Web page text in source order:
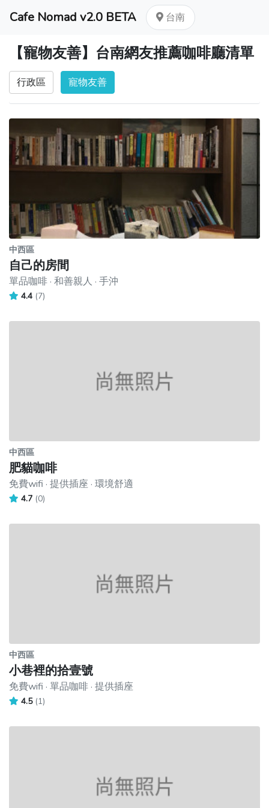
Cafe Nomad v2.0 BETA 台南
【寵物友善】台南網友推薦咖啡廳清單
行政區 寵物友善
中西區
自己的房間
單品咖啡 · 和善親人 · 手沖
4.4 (7)
中西區
肥貓咖啡
免費wifi · 提供插座 · 環境舒適
4.7 (0)
中西區
小巷裡的拾壹號
免費wifi · 單品咖啡 · 提供插座
4.5 (1)